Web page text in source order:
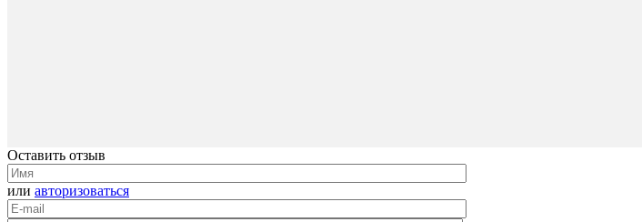
Оставить отзыв
или авторизоваться